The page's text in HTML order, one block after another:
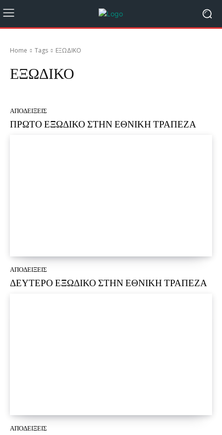
Home Tags ΕΞΩΔΙΚΟ
ΕΞΩΔΙΚΟ
ΑΠΟΔΕΙΞΕΙΣ
ΠΡΩΤΟ ΕΞΩΔΙΚΟ ΣΤΗΝ ΕΘΝΙΚΗ ΤΡΑΠΕΖΑ
ΑΠΟΔΕΙΞΕΙΣ
ΔΕΥΤΕΡΟ ΕΞΩΔΙΚΟ ΣΤΗΝ ΕΘΝΙΚΗ ΤΡΑΠΕΖΑ
ΑΠΟΔΕΙΞΕΙΣ